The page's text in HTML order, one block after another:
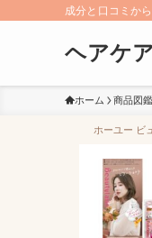
成分と口コミか
ヘアケ
ホーム 商品図鑑
ホーユー ビ